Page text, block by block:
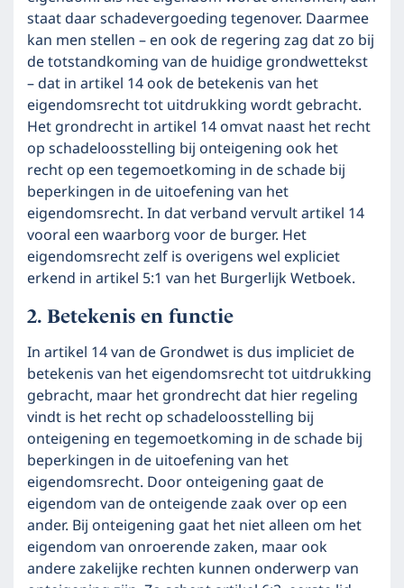
staat daar schadevergoeding tegenover. Daarmee
kan men stellen – en ook de regering zag dat zo bij
de totstandkoming van de huidige grondwettekst
– dat in artikel 14 ook de betekenis van het
eigendomsrecht tot uitdrukking wordt gebracht.
Het grondrecht in artikel 14 omvat naast het recht
op schadeloosstelling bij onteigening ook het
recht op een tegemoetkoming in de schade bij
beperkingen in de uitoefening van het
eigendomsrecht. In dat verband vervult artikel 14
vooral een waarborg voor de burger. Het
eigendomsrecht zelf is overigens wel expliciet
erkend in artikel 5:1 van het Burgerlijk Wetboek.
Betekenis en functie
In artikel 14 van de Grondwet is dus impliciet de
betekenis van het eigendomsrecht tot uitdrukking
gebracht, maar het grondrecht dat hier regeling
vindt is het recht op schadeloosstelling bij
onteigening en tegemoetkoming in de schade bij
beperkingen in de uitoefening van het
eigendomsrecht. Door onteigening gaat de
eigendom van de onteigende zaak over op een
ander. Bij onteigening gaat het niet alleen om het
eigendom van onroerende zaken, maar ook
andere zakelijke rechten kunnen onderwerp van